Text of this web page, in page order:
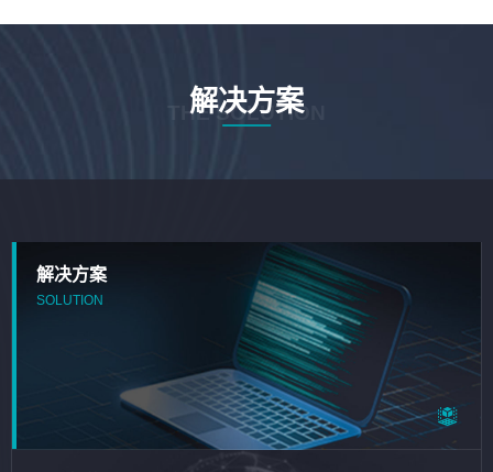
解决方案
THE SOLUTION
解决方案
SOLUTION